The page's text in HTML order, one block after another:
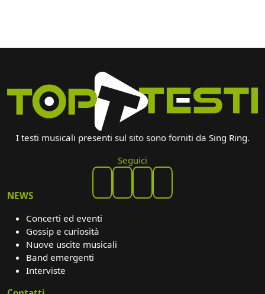
I testi musicali presenti sul sito sono forniti da Sing Ring.
Seguici
NEWS
Concerti ed eventi
Gossip e curiosità
Nuove uscite musicali
Band emergenti
Interviste